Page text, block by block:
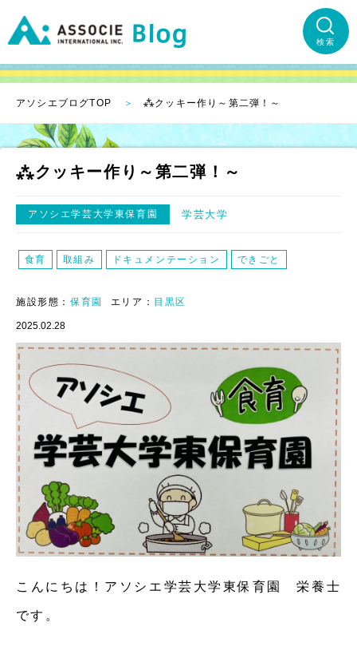
検索
アソシエブログTOP ⁂クッキー作り～第二弾！～
⁂クッキー作り～第二弾！～
アソシエ学芸大学東保育園 学芸大学
食育 取組み ドキュメンテーション できごと
施設形態： 保育園 エリア： 目黒区
2025.02.28
こんにちは！アソシエ学芸大学東保育園 栄養士
です。